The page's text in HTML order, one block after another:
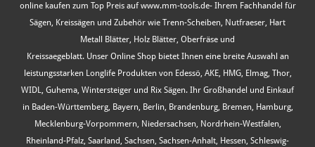
online kaufen zum Top Preis auf www.mm-tools.de- Ihrem Fachhandel für
Sägen, Kreissägen und Zubehör wie Trenn-Scheiben, Nutfraeser, Hart
Metall Blätter, Holz Blätter, Oberfräse und
Kreissaegeblatt. Unser Online Shop bietet Ihnen eine breite Auswahl an
leistungsstarken Longlife Produkten von Edessö, AKE, HMG, Elmag, Thor,
WIDL, Guhema, Wintersteiger und Rix Sägen. Ihr Großhandel und Einkauf
in Baden-Württemberg, Bayern, Berlin, Brandenburg, Bremen, Hamburg,
Mecklenburg-Vorpommern, Niedersachsen, Nordrhein-Westfalen,
Rheinland-Pfalz, Saarland, Sachsen, Sachsen-Anhalt, Hessen, Schleswig-